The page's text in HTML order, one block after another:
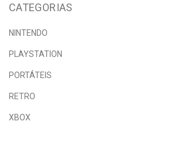
CATEGORIAS
NINTENDO
PLAYSTATION
PORTÁTEIS
RETRO
XBOX